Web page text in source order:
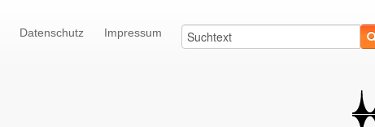
Datenschutz Impressum